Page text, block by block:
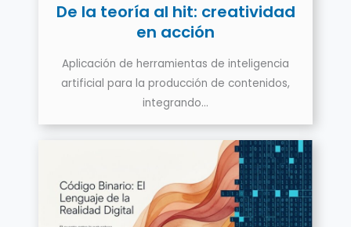
De la teoría al hit: creatividad
en acción
Aplicación de herramientas de inteligencia
artificial para la producción de contenidos,
integrando…